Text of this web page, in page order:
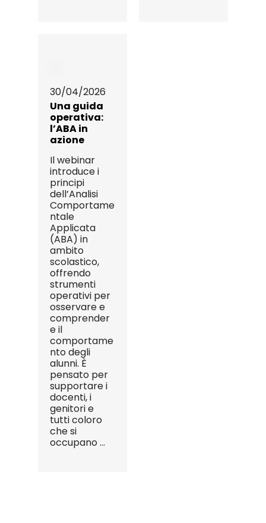
30/04/2026
Una guida
operativa:
l’ABA in
azione
Il webinar
introduce i
principi
dell’Analisi
Comportame
ntale
Applicata
(ABA) in
ambito
scolastico,
offrendo
strumenti
operativi per
osservare e
comprender
e il
comportame
nto degli
alunni. È
pensato per
supportare i
docenti, i
genitori e
tutti coloro
che si
occupano ...